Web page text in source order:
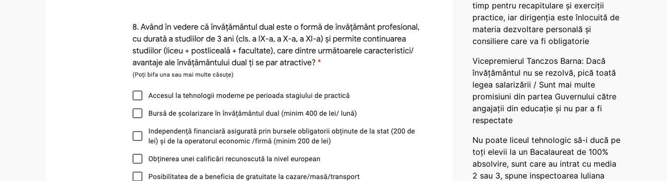
timp pentru recapitulare și exerciții
practice, iar dirigenția este înlocuită de
materia dezvoltare personală și
consiliere care va fi obligatorie
Vicepremierul Tanczos Barna: Dacă
învățământul nu se rezolvă, pică toată
legea salarizării / Sunt mai multe
promisiuni din partea Guvernului către
angajații din educație și nu par a fi
respectate
Nu poate liceul tehnologic să-i ducă pe
toți elevii la un Bacalaureat de 100%
absolvire, sunt care au intrat cu media
2 sau 3, spune inspectoarea Iuliana